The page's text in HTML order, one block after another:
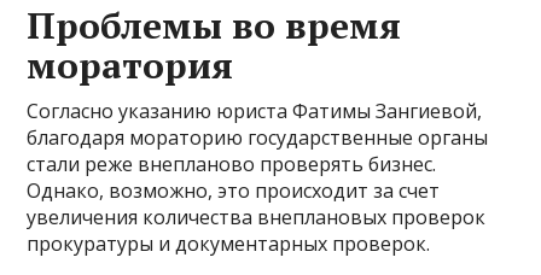
Проблемы во время
моратория
Согласно указанию юриста Фатимы Зангиевой,
благодаря мораторию государственные органы
стали реже внепланово проверять бизнес.
Однако, возможно, это происходит за счет
увеличения количества внеплановых проверок
прокуратуры и документарных проверок.